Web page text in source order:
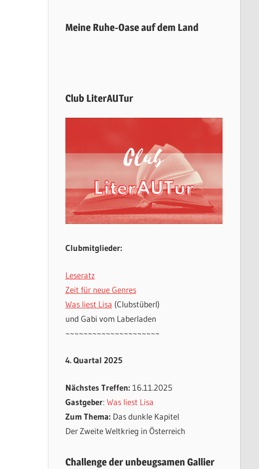
Meine Ruhe-Oase auf dem Land
Club LiterAUTur
Clubmitglieder:
Leseratz
Zeit für neue Genres
Was liest Lisa (Clubstüberl)
und Gabi vom Laberladen
~~~~~~~~~~~~~~~~~~~~~
4. Quartal 2025
Nächstes Treffen: 16.11.2025
Gastgeber: Was liest Lisa
Zum Thema: Das dunkle Kapitel
Der Zweite Weltkrieg in Österreich
Challenge der unbeugsamen Gallier